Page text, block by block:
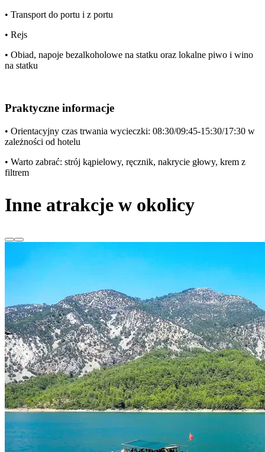
• Transport do portu i z portu
• Rejs
• Obiad, napoje bezalkoholowe na statku oraz lokalne piwo i wino
na statku
Praktyczne informacje
• Orientacyjny czas trwania wycieczki: 08:30/09:45-15:30/17:30 w
zależności od hotelu
• Warto zabrać: strój kąpielowy, ręcznik, nakrycie głowy, krem z
filtrem
Inne atrakcje w okolicy